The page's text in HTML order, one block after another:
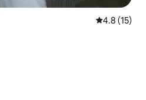
平均评分
4.8 (15)